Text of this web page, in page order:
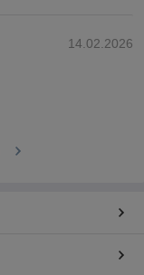
14.02.2026